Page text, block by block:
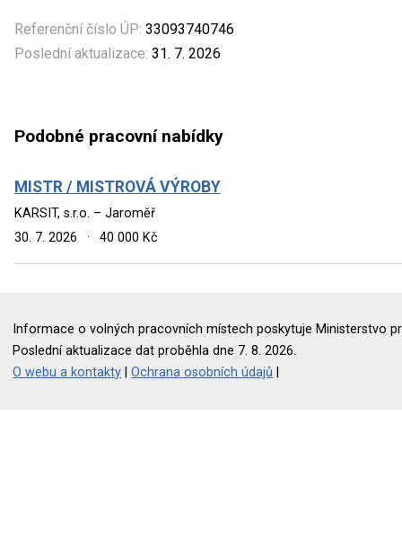
Referenční číslo ÚP: 33093740746
Poslední aktualizace: 31. 7. 2026
Podobné pracovní nabídky
MISTR / MISTROVÁ VÝROBY
KARSIT, s.r.o. – Jaroměř
30. 7. 2026
· 40 000 Kč
Informace o volných pracovních místech poskytuje Ministerstvo
Poslední aktualizace dat proběhla dne 7. 8. 2026.
O webu a kontakty |Ochrana osobních údajů